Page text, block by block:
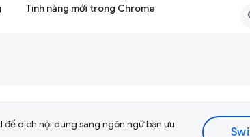
Tính năng mới trong Chrome
dịch nội dung sang ngôn ngữ bạn ưu